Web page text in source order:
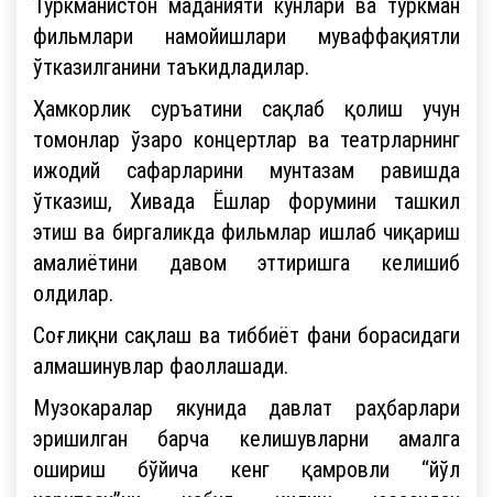
фильмлари намойишлари муваффақиятли
ўтказилганини таъкидладилар.
Ҳамкорлик суръатини сақлаб қолиш учун
томонлар ўзаро концертлар ва театрларнинг
ижодий сафарларини мунтазам равишда
ўтказиш, Хивада Ёшлар форумини ташкил
этиш ва биргаликда фильмлар ишлаб чиқариш
амалиётини давом эттиришга келишиб
олдилар.
Соғлиқни сақлаш ва тиббиёт фани борасидаги
алмашинувлар фаоллашади.
Музокаралар якунида давлат раҳбарлари
эришилган барча келишувларни амалга
ошириш бўйича кенг қамровли “йўл